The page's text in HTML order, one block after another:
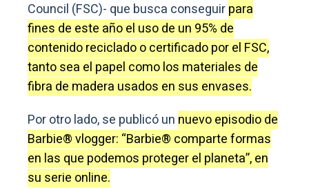
Council (FSC)- que busca conseguirpara
fines de este año el uso de un 95% de
contenido reciclado o certificado por el FSC,
tanto sea el papel como los materiales de
fibra de madera usados en sus envases.
Por otro lado, se publicó un nuevo episodio de
Barbie® vlogger: “Barbie® comparte formas
en las que podemos proteger el planeta”, en
su serie online.